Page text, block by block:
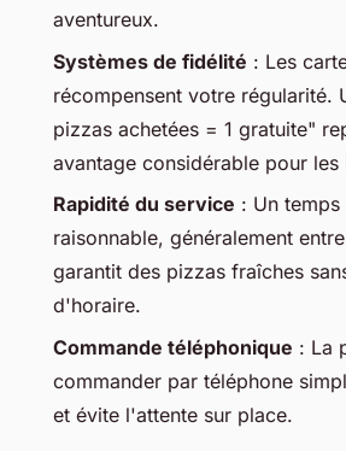
aventureux.
Systèmes de fidélité : Les
récompensent votre régularité.
pizzas achetées = 1 gratuite"
avantage considérable pour les
Rapidité du service : Un
raisonnable, généralement
garantit des pizzas fraîches
d'horaire.
Commande téléphonique : La
commander par téléphone
et évite l'attente sur place.